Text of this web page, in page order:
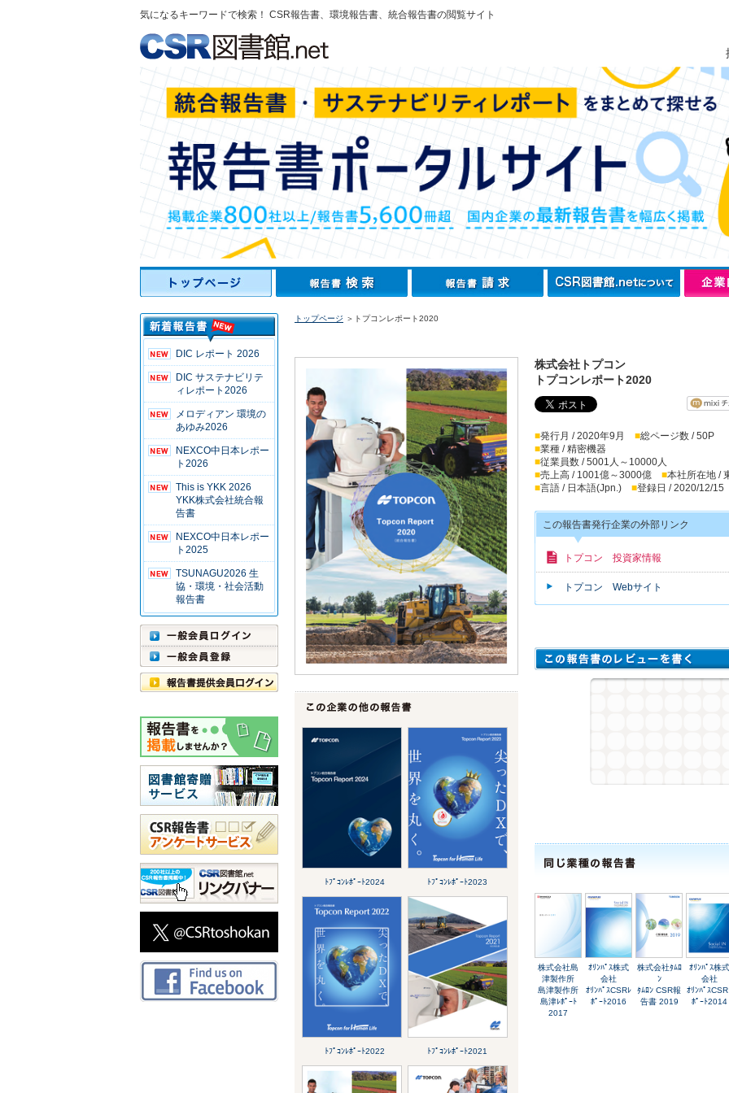
気になるキーワードで検索！ CSR報告書、環境報告書、統合報告書の閲覧サイト
DIC レポート 2026
DIC サステナビリテ
ィレポート2026
メロディアン 環境の
あゆみ2026
NEXCO中日本レポー
ト2026
This is YKK 2026
YKK株式会社統合報
告書
NEXCO中日本レポー
ト2025
TSUNAGU2026 生
協・環境・社会活動
報告書
トップページ ＞トプコンレポート2020
ﾄﾌﾟｺﾝﾚﾎﾟｰﾄ2024 ﾄﾌﾟｺﾝﾚﾎﾟｰﾄ2023
ﾄﾌﾟｺﾝﾚﾎﾟｰﾄ2022 ﾄﾌﾟｺﾝﾚﾎﾟｰﾄ2021
株式会社トプコン
トプコンレポート2020
■発行月 / 2020年9月 ■総ページ数 / 50P
■業種 / 精密機器
■従業員数 / 5001人～10000人
■売上高 / 1001億～3000億 ■本社所在地 /
■言語 / 日本語(Jpn.) ■登録日 / 2020/12/15
この報告書発行企業の外部リンク
トプコン 投資家情報
トプコン Webサイト
株式会社島
津製作所
島津製作所
島津ﾚﾎﾟｰﾄ
2017
ｵﾘﾝﾊﾟｽ株式
会社
ｵﾘﾝﾊﾟｽCSRﾚ
ﾎﾟｰﾄ2016
株式会社ﾀﾑﾛ
ﾝ
ﾀﾑﾛﾝ CSR報
告書 2019
ｵﾘﾝﾊﾟｽ株式
会社
ｵﾘﾝﾊﾟｽ
ﾎﾟｰﾄ2014